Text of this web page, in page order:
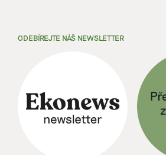
ODEBÍREJTE NÁŠ NEWSLETTER